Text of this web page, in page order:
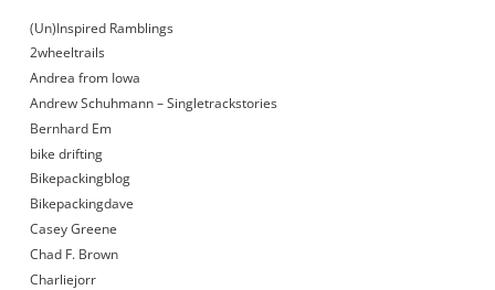
(Un)Inspired Ramblings
2wheeltrails
Andrea from Iowa
Andrew Schuhmann – Singletrackstories
Bernhard Em
bike drifting
Bikepackingblog
Bikepackingdave
Casey Greene
Chad F. Brown
Charliejorr